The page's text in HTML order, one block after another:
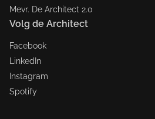
Mevr. De Architect 2.0
Volg de Architect
Facebook
LinkedIn
Instagram
Spotify